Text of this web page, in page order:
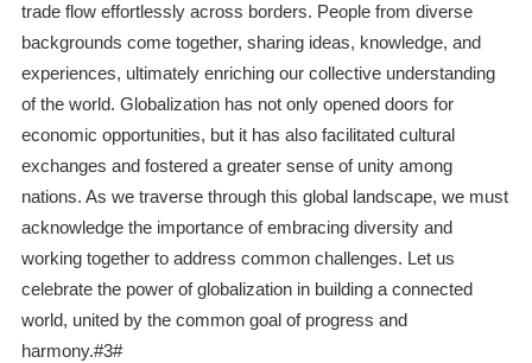
trade flow effortlessly across borders. People from diverse
backgrounds come together, sharing ideas, knowledge, and
experiences, ultimately enriching our collective understanding
of the world. Globalization has not only opened doors for
economic opportunities, but it has also facilitated cultural
exchanges and fostered a greater sense of unity among
nations. As we traverse through this global landscape, we must
acknowledge the importance of embracing diversity and
working together to address common challenges. Let us
celebrate the power of globalization in building a connected
world, united by the common goal of progress and
harmony.#3#